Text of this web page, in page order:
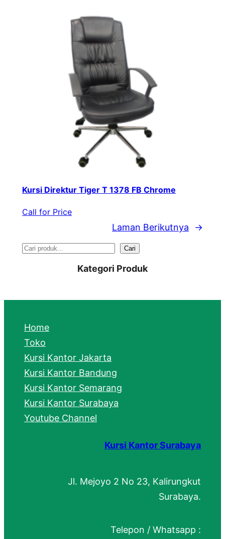
Kursi Direktur Tiger T 1378 FB Chrome
Call for Price
Laman Berikutnya →
S
r
h
Cari
Kategori Produk
Home
Toko
Kursi Kantor Jakarta
Kursi Kantor Bandung
Kursi Kantor Semarang
Kursi Kantor Surabaya
Youtube Channel
Kursi Kantor Surabaya
Jl. Mejoyo 2 No 23, Kalirungkut
Surabaya.
Telepon / Whatsapp :